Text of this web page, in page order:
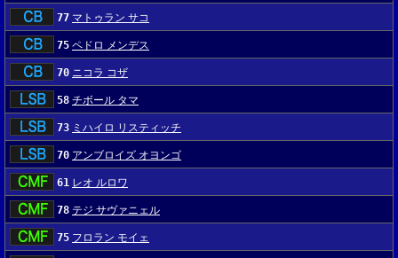
77 マトゥラン サコ
75 ペドロ メンデス
70 ニコラ コザ
58 チボール タマ
73 ミハイロ リスティッチ
70 アンブロイズ オヨンゴ
61 レオ ルロワ
78 テジ サヴァニェル
75 フロラン モイェ